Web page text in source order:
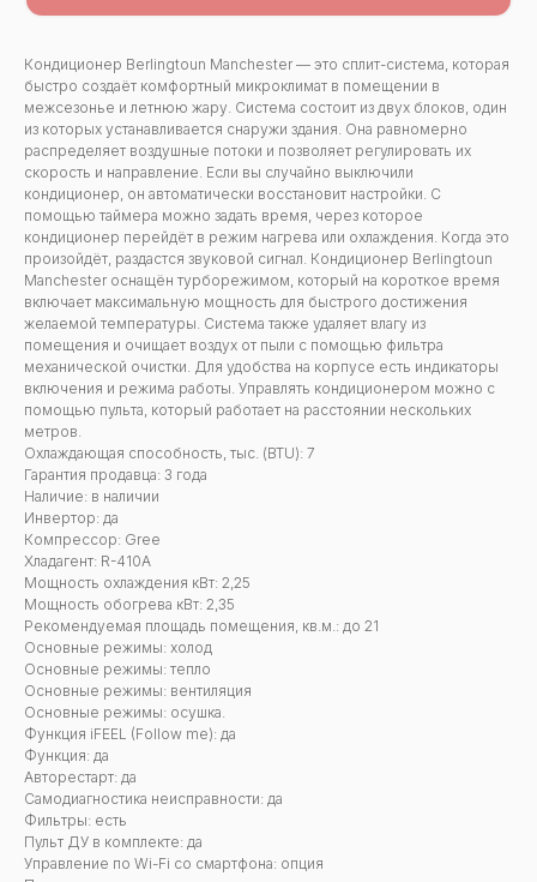
Кондиционер Berlingtoun Manchester — это сплит-система, которая
быстро создаёт комфортный микроклимат в помещении в
межсезонье и летнюю жару. Система состоит из двух блоков, один
из которых устанавливается снаружи здания. Она равномерно
распределяет воздушные потоки и позволяет регулировать их
скорость и направление. Если вы случайно выключили
кондиционер, он автоматически восстановит настройки. С
помощью таймера можно задать время, через которое
кондиционер перейдёт в режим нагрева или охлаждения. Когда это
произойдёт, раздастся звуковой сигнал. Кондиционер Berlingtoun
Manchester оснащён турборежимом, который на короткое время
включает максимальную мощность для быстрого достижения
желаемой температуры. Система также удаляет влагу из
помещения и очищает воздух от пыли с помощью фильтра
механической очистки. Для удобства на корпусе есть индикаторы
включения и режима работы. Управлять кондиционером можно с
помощью пульта, который работает на расстоянии нескольких
метров.
Охлаждающая способность, тыс. (BTU): 7
Гарантия продавца: 3 года
Наличие: в наличии
Инвертор: да
Компрессор: Gree
Хладагент: R-410A
Мощность охлаждения кВт: 2,25
Мощность обогрева кВт: 2,35
Рекомендуемая площадь помещения, кв.м.: до 21
Основные режимы: холод
Основные режимы: тепло
Основные режимы: вентиляция
Основные режимы: осушка.
Функция iFEEL (Follow me): да
Функция: да
Авторестарт: да
Самодиагностика неисправности: да
Фильтры: есть
Пульт ДУ в комплекте: да
Управление по Wi-Fi со смартфона: опция